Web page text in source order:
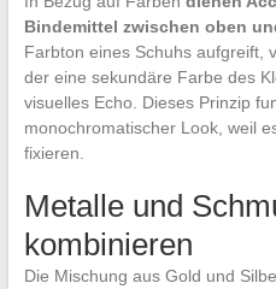
Bindemittel zwischen oben
Farbton eines Schuhs aufgreift,
der eine sekundäre Farbe des
visuelles Echo. Dieses Prinzip
monochromatischer Look, weil
fixieren.
Metalle und
kombinieren
Die Mischung aus Gold und